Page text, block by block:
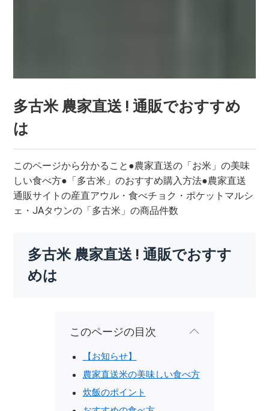
多古米 農家直送 ! 通販でおすすめ
は
このページから分かること●農家直送の「お米」の美味
しい食べ方●「多古米」のおすすめ購入方法●農家直送
通販サイトの産直アウル・食べチョク・ポケットマルシ
ェ・JAタウンの「多古米」の商品件数
多古米 農家直送 ! 通販でおすす
めは
このページの目次
【お知らせ】
農家直送米の美味しい食べ方
炊飯のポイント